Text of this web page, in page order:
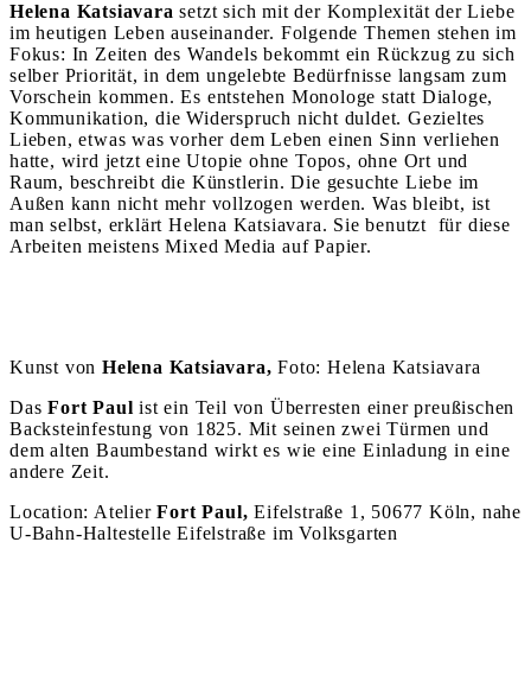
Helena Katsiavarasetzt sich mit der Komplexität der Liebe
im heutigen Leben auseinander. Folgende Themen stehen im
Fokus: In Zeiten des Wandels bekommt ein Rückzug zu sich
selber Priorität, in dem ungelebte Bedürfnisse langsam zum
Vorschein kommen. Es entstehen Monologe statt Dialoge,
Kommunikation, die Widerspruch nicht duldet. Gezieltes
Lieben, etwas was vorher dem Leben einen Sinn verliehen
hatte, wird jetzt eine Utopie ohne Topos, ohne Ort und
Raum, beschreibt die Künstlerin. Die gesuchte Liebe im
Außen kann nicht mehr vollzogen werden. Was bleibt, ist
man selbst, erklärt Helena Katsiavara. Sie benutzt für diese
Arbeiten meistens Mixed Media auf Papier.
Kunst von Helena Katsiavara,Foto: Helena Katsiavara
DasFort Paul ist ein Teil von Überresten einer preußischen
Backsteinfestung von 1825. Mit seinen zwei Türmen und
dem alten Baumbestand wirkt es wie eine Einladung in eine
andere Zeit.
Location: AtelierFort Paul, Eifelstraße 1, 50677 Köln, nahe
U-Bahn-Haltestelle Eifelstraße im Volksgarten